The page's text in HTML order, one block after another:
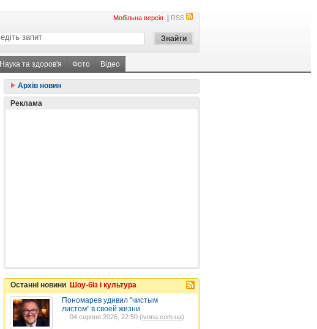
Мобільна версія RSS
Наука та здоров'я Фото Відео
Архів новин
Реклама
Останні новини Шоу-біз і культура
Пономарев удивил "чистым
листом" в своей жизни
04 серпня 2026, 22:50 (ivona.com.ua)